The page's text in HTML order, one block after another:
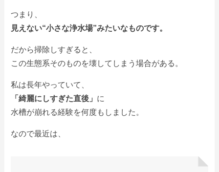
つまり、
見えない“小さな浄水場”みたいなものです。
だから掃除しすぎると、
この生態系そのものを壊してしまう場合がある。
私は長年やっていて、
「綺麗にしすぎた直後」 に
水槽が崩れる経験を何度もしました。
なので最近は、